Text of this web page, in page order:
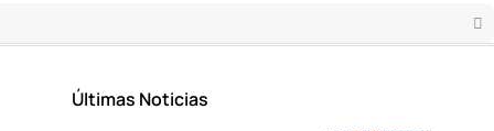
Últimas Noticias